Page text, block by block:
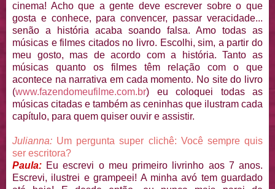
cinema! Acho que a gente deve escrever sobre o que
gosta e conhece, para convencer, passar veracidade...
senão a história acaba soando falsa. Amo todas as
músicas e filmes citados no livro. Escolhi, sim, a partir do
meu gosto, mas de acordo com a história. Tanto as
músicas quanto os filmes têm relação com o que
acontece na narrativa em cada momento. No site do livro
(www.fazendomeufilme.com.br) eu coloquei todas as
músicas citadas e também as ceninhas que ilustram cada
capítulo, para quem quiser ouvir e assistir.
Julianna: Um pergunta super clichê: Você sempre quis
ser escritora?
Paula: Eu escrevi o meu primeiro livrinho aos 7 anos.
Escrevi, ilustrei e grampeei! A minha avó tem guardado